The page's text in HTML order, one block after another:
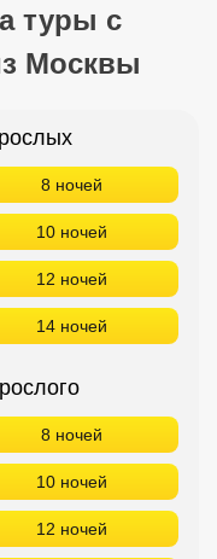
туры с
Москвы
8 ночей
10 ночей
12 ночей
14 ночей
8 ночей
10 ночей
12 ночей